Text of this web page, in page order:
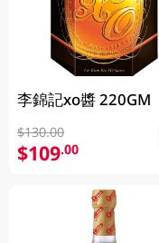
李錦記xo醬 220GM
$130.00
$109.00